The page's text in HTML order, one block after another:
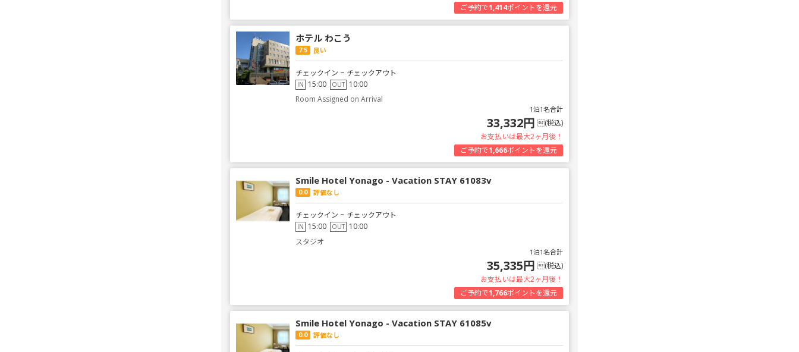
ご予約で1,414ポイントを還元
ホテル わこう
7.5 良い
チェックイン ~ チェックアウト
IN 15:00 OUT 10:00
Room Assigned on Arrival
1泊1名合計
33,332円 (税込)
お支払いは最大2ヶ月後！
ご予約で1,666ポイントを還元
Smile Hotel Yonago - Vacation STAY 61083v
0.0 評価なし
チェックイン ~ チェックアウト
IN 15:00 OUT 10:00
スタジオ
1泊1名合計
35,335円 (税込)
お支払いは最大2ヶ月後！
ご予約で1,766ポイントを還元
Smile Hotel Yonago - Vacation STAY 61085v
0.0 評価なし